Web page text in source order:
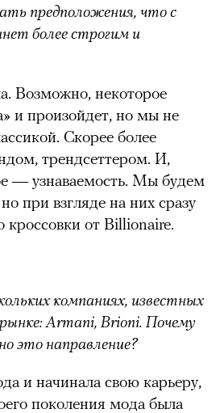
00:00
можно через
предположения, что с
более строгим и
Возможно, некоторое
и произойдет, но мы не
Скорее более
трендсеттером. И,
— узнаваемость. Мы будем
при взгляде на них сразу
кроссовки от Billionaire.
компаниях, известных
Armani, Brioni. Почему
это направление?
и начинала свою карьеру,
поколения мода была